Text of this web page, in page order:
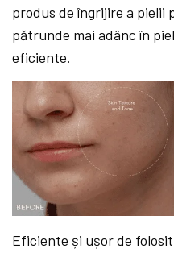
produs de îngrijire a pielii
pătrunde mai adânc în
eficiente.
Eficiente și ușor de